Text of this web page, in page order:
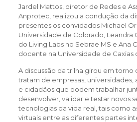
Jardel Mattos, diretor de Redes e
Anprotec, realizou a condução da
presentes os convidados Michael
Universidade de Colorado, Leandra
do Living Labs no Sebrae MS e Ana
docente na Universidade de Caxias
A discussão da trilha girou em torno
tratam de empresas, universidades,
e cidadãos que podem trabalhar
desenvolver, validar e testar novos
tecnologias da vida real, tais como
virtuais entre as diferentes partes